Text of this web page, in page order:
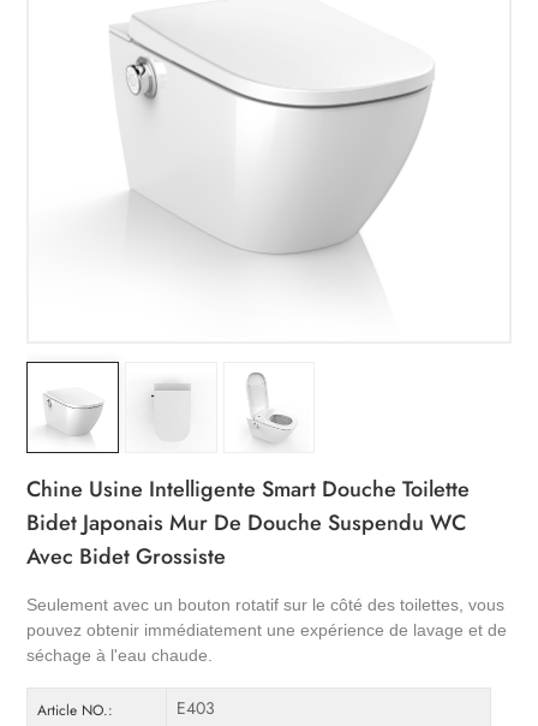
Chine Usine Intelligente Smart Douche Toilette
Bidet Japonais Mur De Douche Suspendu WC
Avec Bidet Grossiste
Seulement avec un bouton rotatif sur le côté des toilettes, vous
pouvez obtenir immédiatement une expérience de lavage et de
séchage à l'eau chaude.
Article NO.: E403